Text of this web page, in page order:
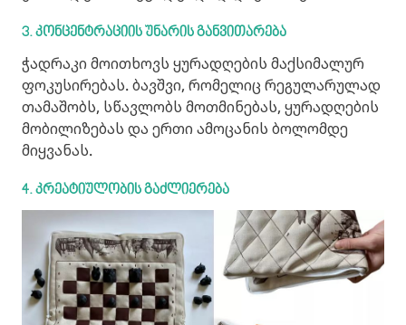
3. კონცენტრაციისუნარისგანვითარება
ჭადრაკი მოითხოვს ყურადღების მაქსიმალურ
ფოკუსირებას. ბავშვი, რომელიც რეგულარულად
თამაშობს, სწავლობს მოთმინებას, ყურადღების
მობილიზებას და ერთი ამოცანის ბოლომდე
მიყვანას.
4. კრეატიულობისგაძლიერება